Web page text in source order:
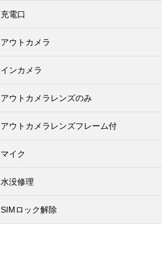
充電口
アウトカメラ
インカメラ
アウトカメラレンズのみ
アウトカメラレンズフレーム付
マイク
水没修理
SIMロック解除